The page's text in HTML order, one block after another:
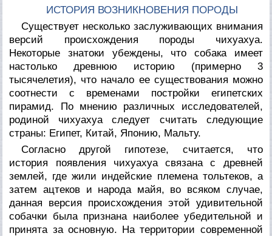
ИСТОРИЯ ВОЗНИКНОВЕНИЯ ПОРОДЫ
Существует несколько заслуживающих внимания
версий происхождения породы чихуахуа.
Некоторые знатоки убеждены, что собака имеет
настолько древнюю историю (примерно 3
тысячелетия), что начало ее существования можно
соотнести с временами постройки египетских
пирамид. По мнению различных исследователей,
родиной чихуахуа следует считать следующие
страны: Египет, Китай, Японию, Мальту.
Согласно другой гипотезе, считается, что
история появления чихуахуа связана с древней
землей, где жили индейские племена тольтеков, а
затем ацтеков и народа майя, во всяком случае,
данная версия происхождения этой удивительной
собачки была признана наиболее убедительной и
принята за основную. На территории современной